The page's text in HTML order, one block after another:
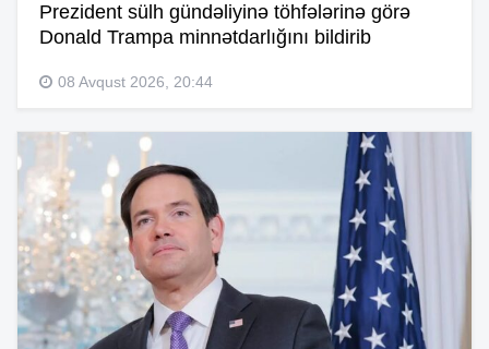
Prezident sülh gündəliyinə töhfələrinə görə
Donald Trampa minnətdarlığını bildirib
08 Avqust 2026, 20:44